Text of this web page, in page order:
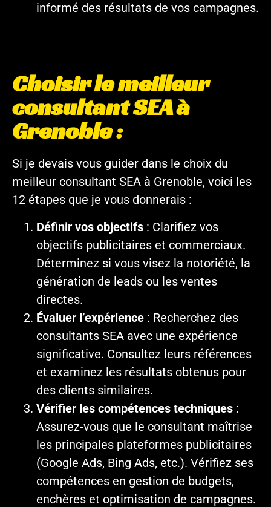
informé des résultats de vos campagnes.
Choisir le meilleur
consultant SEA à
Grenoble :
Si je devais vous guider dans le choix du
meilleur consultant SEA à Grenoble, voici les
12 étapes que je vous donnerais :
Définir vos objectifs : Clarifiez vos
objectifs publicitaires et commerciaux.
Déterminez si vous visez la notoriété, la
génération de leads ou les ventes
directes.
Évaluer l’expérience : Recherchez des
consultants SEA avec une expérience
significative. Consultez leurs références
et examinez les résultats obtenus pour
des clients similaires.
Vérifier les compétences techniques :
Assurez-vous que le consultant maîtrise
les principales plateformes publicitaires
(Google Ads, Bing Ads, etc.). Vérifiez ses
compétences en gestion de budgets,
enchères et optimisation de campagnes.